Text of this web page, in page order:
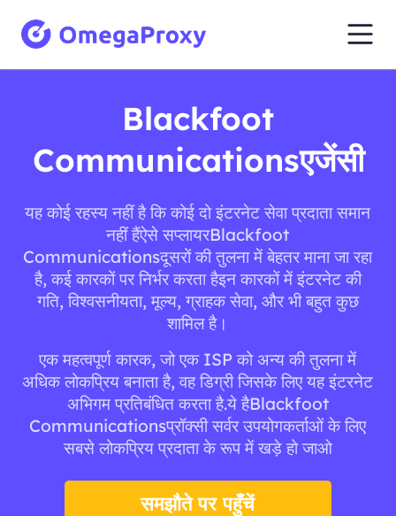
Blackfoot
Communicationsएजेंसी
यह कोई रहस्य नहीं है कि कोई दो इंटरनेट सेवा प्रदाता समान
नहीं हैंऐसे सप्लायरBlackfoot
Communicationsदूसरों की तुलना में बेहतर माना जा रहा
है, कई कारकों पर निर्भर करता हैइन कारकों में इंटरनेट की
गति, विश्वसनीयता, मूल्य, ग्राहक सेवा, और भी बहुत कुछ
शामिल है।
एक महत्वपूर्ण कारक, जो एक ISP को अन्य की तुलना में
अधिक लोकप्रिय बनाता है, वह डिग्री जिसके लिए यह इंटरनेट
अभिगम प्रतिबंधित करता है.ये हैBlackfoot
Communicationsप्रॉक्सी सर्वर उपयोगकर्ताओं के लिए
सबसे लोकप्रिय प्रदाता के रूप में खड़े हो जाओ
समझौते पर पहुँचें